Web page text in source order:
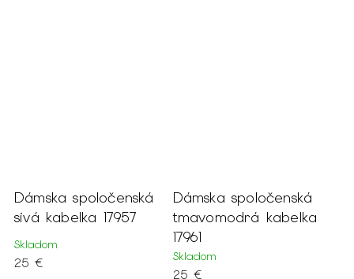
Dámska spoločenská
sivá kabelka 17957
Skladom
25 €
Dámska spoločenská
tmavomodrá kabelka
17961
Skladom
25 €